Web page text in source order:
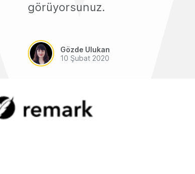
görüyorsunuz.
Gözde Ulukan
10 Şubat 2020